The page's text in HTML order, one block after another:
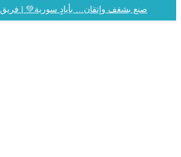
© 2026 | صنع بشغف وإتقان… بأيادٍ سورية💚 | فريق